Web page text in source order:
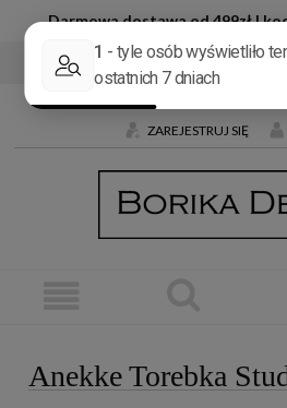
Darmowa dostawa od 499zł |
Tel: +48 600 032 226 E-
ZAREJESTRUJ SIĘ
Anekke Torebka